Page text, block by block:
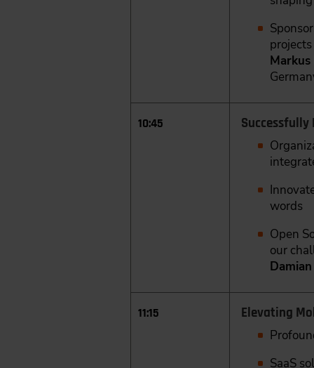
10:45
words
Open
our
11:15 Elevating
SaaS